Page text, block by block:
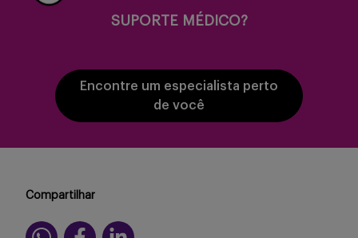
SUPORTE MÉDICO?
Encontre um especialista perto
de você
Compartilhar